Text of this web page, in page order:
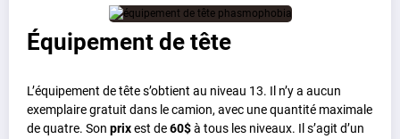
Équipement de tête
L’équipement de tête s’obtient au niveau 13. Il n’y a aucun
exemplaire gratuit dans le camion, avec une quantité maximale
de quatre. Son prixest de60$à tous les niveaux. Il s’agit d’un